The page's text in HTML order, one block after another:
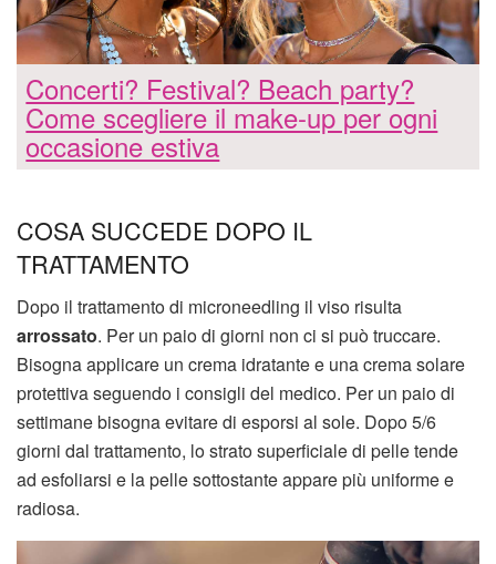
Concerti? Festival? Beach party?
Come scegliere il make-up per ogni
occasione estiva
COSA SUCCEDE DOPO IL
TRATTAMENTO
Dopo il trattamento di microneedling il viso risulta
arrossato. Per un paio di giorni non ci si può truccare.
Bisogna applicare un crema idratante e una crema solare
protettiva seguendo i consigli del medico. Per un paio di
settimane bisogna evitare di esporsi al sole. Dopo 5/6
giorni dal trattamento, lo strato superficiale di pelle tende
ad esfoliarsi e la pelle sottostante appare più uniforme e
radiosa.